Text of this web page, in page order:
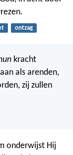
ontzag
kracht
als arenden,
zij zullen
onderwijst Hij